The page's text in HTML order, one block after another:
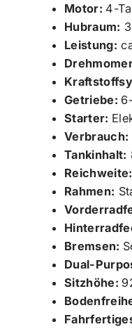
Motor: 4-
Hubraum:
Leistung:
Getriebe:
Starter:
Verbrauch:
Tankinhalt:
Reichweite:
Rahmen:
Bremsen:
Dual-
Sitzhöhe: